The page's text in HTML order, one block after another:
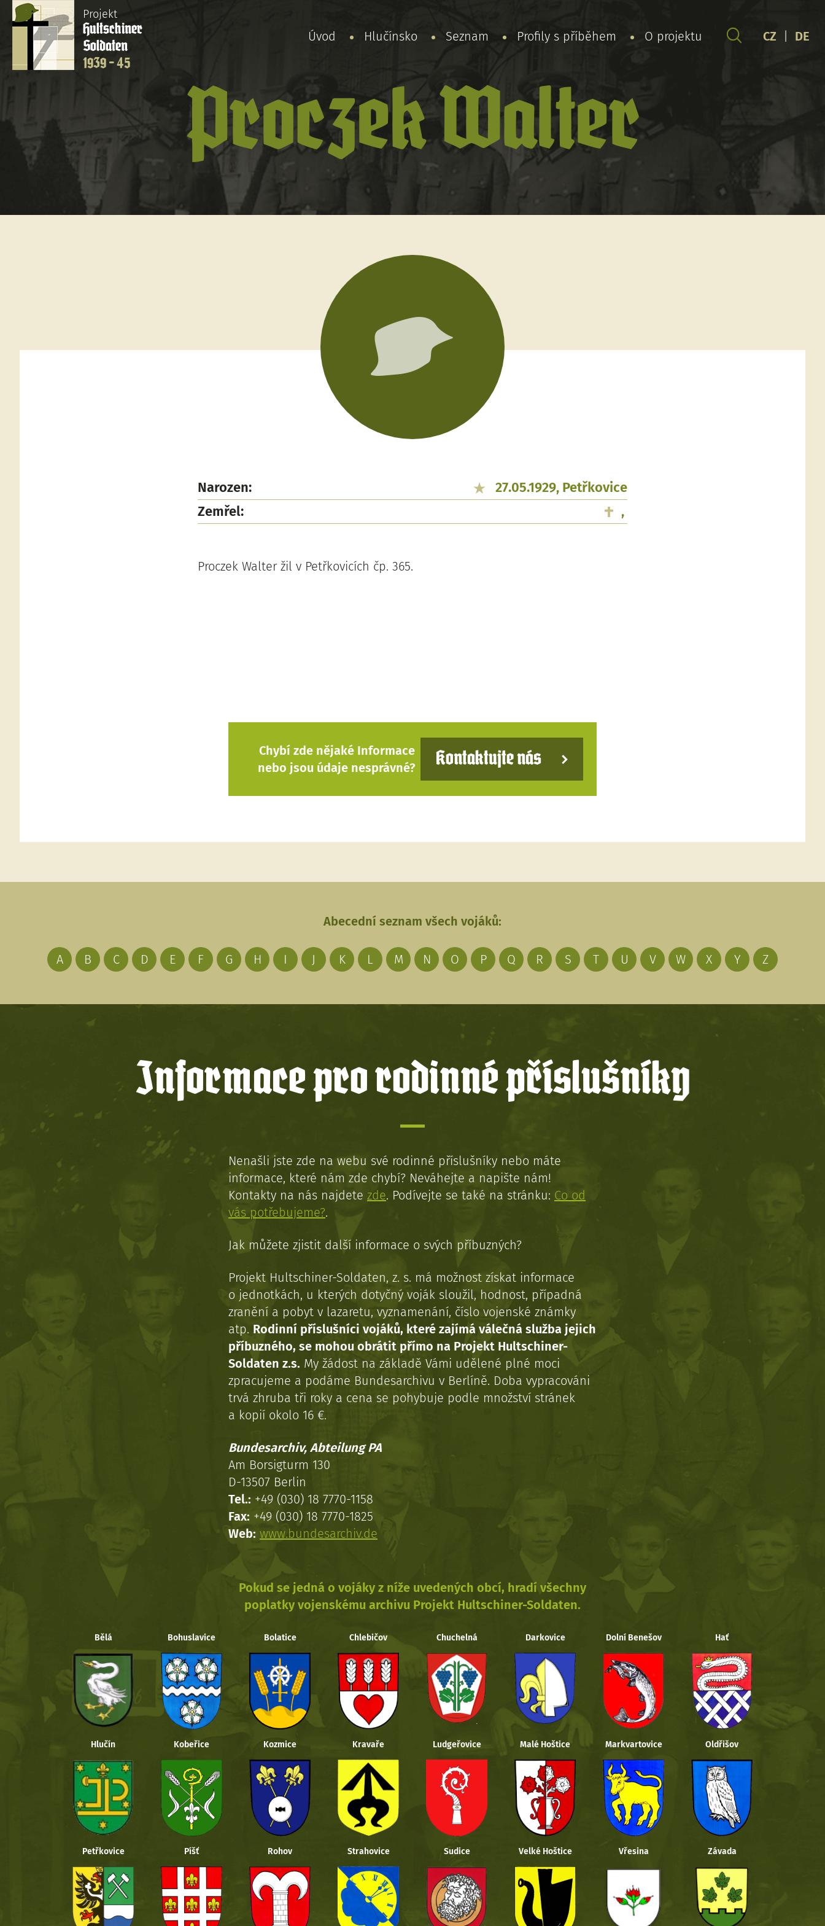
Projekt
Hultschiner
Soldaten
1939 - 45
Úvod Hlučínsko Seznam Profily s příběhem O projektu CZ DE
Proczek Walter
Narozen:
27.05.1929, Petřkovice
Zemřel:
,
Proczek Walter žil v Petřkovicích čp. 365.
Chybí zde nějaké Informace
nebo jsou údaje nesprávné?
Kontaktujte nás
Abecední seznam všech vojáků:
A B C D E F G H I J K L M N O P Q R S T U V W X Y Z
Informace pro rodinné příslušníky
Nenašli jste zde na webu své rodinné příslušníky nebo máte
informace, které nám zde chybí? Neváhejte a napište nám!
Kontakty na nás najdete zde. Podívejte se také na stránku: Co od
vás potřebujeme?.
Jak můžete zjistit další informace o svých příbuzných?
Projekt Hultschiner-Soldaten, z. s. má možnost získat informace
o jednotkách, u kterých dotyčný voják sloužil, hodnost, případná
zranění a pobyt v lazaretu, vyznamenání, číslo vojenské známky
atp. Rodinní příslušníci vojáků, které zajímá válečná služba jejich
příbuzného, se mohou obrátit přímo na Projekt Hultschiner-
Soldaten z.s. My žádost na základě Vámi udělené plné moci
zpracujeme a podáme Bundesarchivu v Berlíně. Doba vypracováni
trvá zhruba tři roky a cena se pohybuje podle množství stránek
a kopií okolo 16 €.
Bundesarchiv, Abteilung PA
Am Borsigturm 130
D-13507 Berlin
Tel.: +49 (030) 18 7770-1158
Fax: +49 (030) 18 7770-1825
Web: www.bundesarchiv.de
Pokud se jedná o vojáky z níže uvedených obcí, hradí všechny
poplatky vojenskému archivu Projekt Hultschiner-Soldaten.
Bělá Bohuslavice Bolatice Chlebičov Chuchelná Darkovice Dolní Benešov Hať
Hlučín Kobeřice Kozmice Kravaře Ludgeřovice Malé Hoštice Markvartovice Oldřišov
Petřkovice Píšť Rohov Strahovice Sudice Velké Hoštice Vřesina Závada